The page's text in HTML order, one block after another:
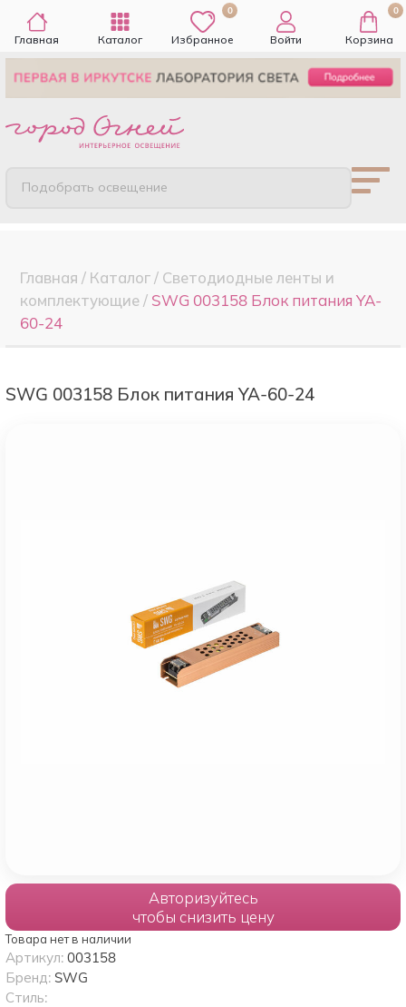
Главная Каталог
0
Избранное Войти
0
Корзина
Подобрать освещение
Главная / Каталог/ Светодиодные ленты и
комплектующие/ SWG 003158 Блок питания YA-
60-24
SWG 003158 Блок питания YA-60-24
Авторизуйтесь
чтобы снизить цену
Товара нет в наличии
Артикул: 003158
Бренд: SWG
Стиль: